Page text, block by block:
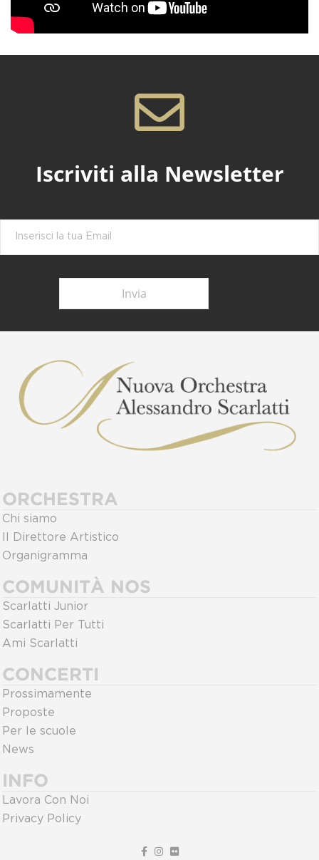
Iscriviti alla Newsletter
ORCHESTRA
Chi siamo
Il Direttore Artistico
Organigramma
COMUNITÀ NOS
Scarlatti Junior
Scarlatti Per Tutti
Ami Scarlatti
CONCERTI
Prossimamente
Proposte
Per le scuole
News
INFO
Lavora Con Noi
Privacy Policy